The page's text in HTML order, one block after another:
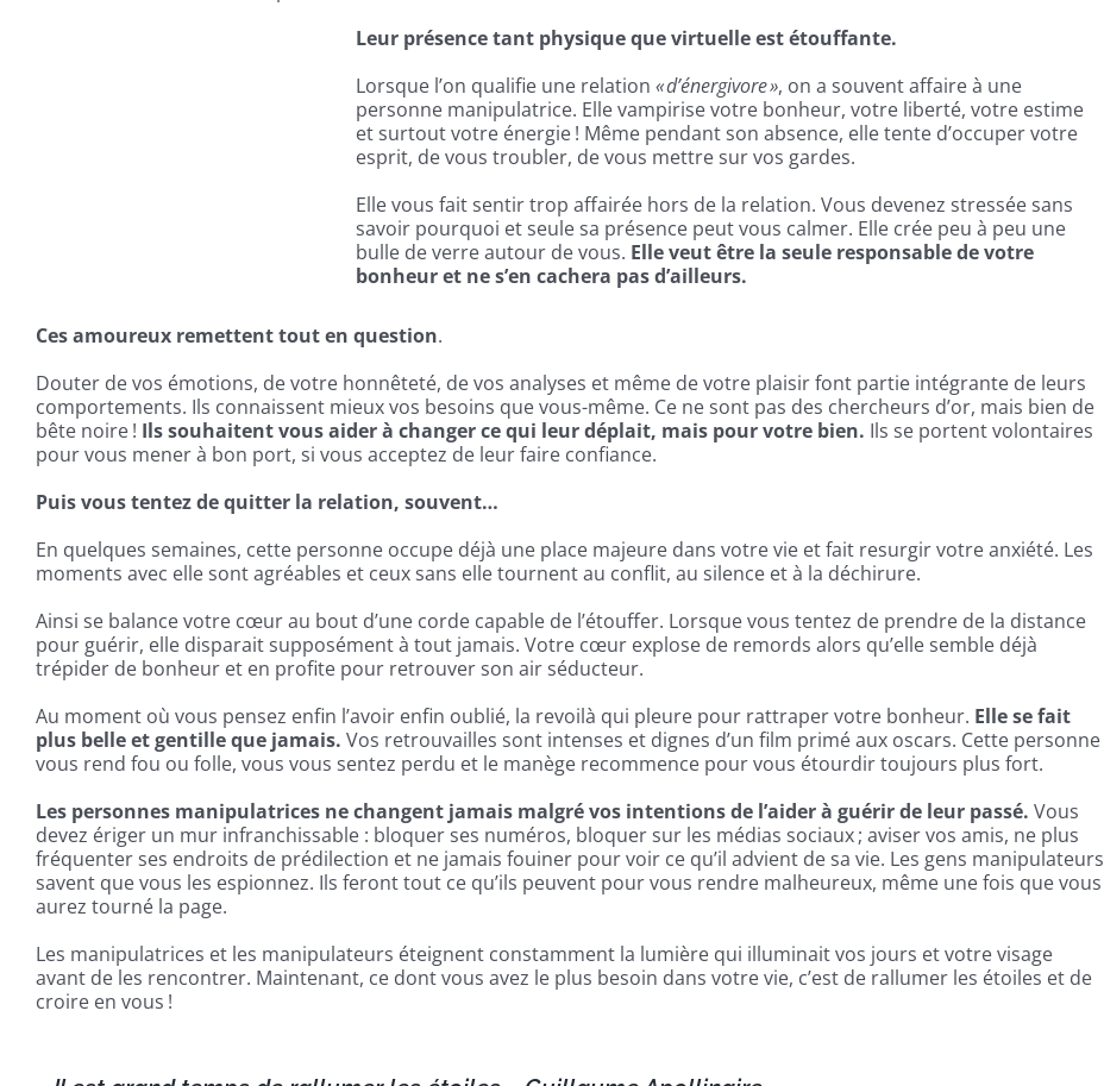
Leur présence tant physique que virtuelle est étouffante.
Lorsque l’on qualifie une relation « d’énergivore », on a souvent affaire à une
personne manipulatrice. Elle vampirise votre bonheur, votre liberté, votre estime
et surtout votre énergie ! Même pendant son absence, elle tente d’occuper votre
esprit, de vous troubler, de vous mettre sur vos gardes.
Elle vous fait sentir trop affairée hors de la relation. Vous devenez stressée sans
savoir pourquoi et seule sa présence peut vous calmer. Elle crée peu à peu une
bulle de verre autour de vous. Elle veut être la seule responsable de votre
bonheur et ne s’en cachera pas d’ailleurs.
Ces amoureux remettent tout en question.
Douter de vos émotions, de votre honnêteté, de vos analyses et même de votre plaisir font partie intégrante de leurs
comportements. Ils connaissent mieux vos besoins que vous-même. Ce ne sont pas des chercheurs d’or, mais bien de
bête noire ! Ils souhaitent vous aider à changer ce qui leur déplait, mais pour votre bien. Ils se portent volontaires
pour vous mener à bon port, si vous acceptez de leur faire confiance.
Puis vous tentez de quitter la relation, souvent…
En quelques semaines, cette personne occupe déjà une place majeure dans votre vie et fait resurgir votre anxiété. Les
moments avec elle sont agréables et ceux sans elle tournent au conflit, au silence et à la déchirure.
Ainsi se balance votre cœur au bout d’une corde capable de l’étouffer. Lorsque vous tentez de prendre de la distance
pour guérir, elle disparait supposément à tout jamais. Votre cœur explose de remords alors qu’elle semble déjà
trépider de bonheur et en profite pour retrouver son air séducteur.
Au moment où vous pensez enfin l’avoir enfin oublié, la revoilà qui pleure pour rattraper votre bonheur. Elle se fait
plus belle et gentille que jamais. Vos retrouvailles sont intenses et dignes d’un film primé aux oscars. Cette personne
vous rend fou ou folle, vous vous sentez perdu et le manège recommence pour vous étourdir toujours plus fort.
Les personnes manipulatrices ne changent jamais malgré vos intentions de l’aider à guérir de leur passé. Vous
devez ériger un mur infranchissable : bloquer ses numéros, bloquer sur les médias sociaux ; aviser vos amis, ne plus
fréquenter ses endroits de prédilection et ne jamais fouiner pour voir ce qu’il advient de sa vie. Les gens manipulateurs
savent que vous les espionnez. Ils feront tout ce qu’ils peuvent pour vous rendre malheureux, même une fois que vous
aurez tourné la page.
Les manipulatrices et les manipulateurs éteignent constamment la lumière qui illuminait vos jours et votre visage
avant de les rencontrer. Maintenant, ce dont vous avez le plus besoin dans votre vie, c’est de rallumer les étoiles et de
croire en vous !